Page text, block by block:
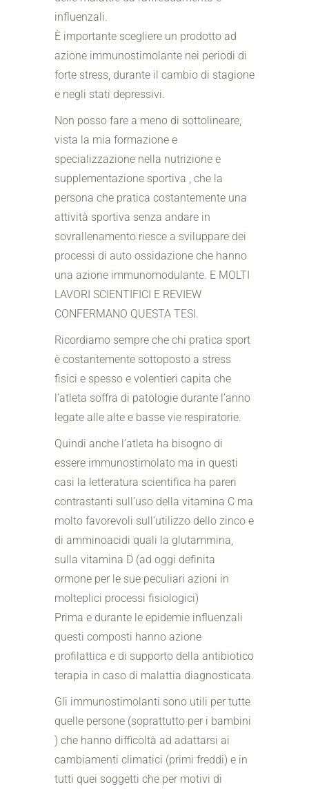
influenzali.
È importante scegliere un prodotto ad
azione immunostimolante nei periodi di
forte stress, durante il cambio di stagione
e negli stati depressivi.
Non posso fare a meno di sottolineare,
vista la mia formazione e
specializzazione nella nutrizione e
supplementazione sportiva , che la
persona che pratica costantemente una
attività sportiva senza andare in
sovrallenamento riesce a sviluppare dei
processi di auto ossidazione che hanno
una azione immunomodulante. E MOLTI
LAVORI SCIENTIFICI E REVIEW
CONFERMANO QUESTA TESI.
Ricordiamo sempre che chi pratica sport
è costantemente sottoposto a stress
fisici e spesso e volentieri capita che
l’atleta soffra di patologie durante l’anno
legate alle alte e basse vie respiratorie.
Quindi anche l’atleta ha bisogno di
essere immunostimolato ma in questi
casi la letteratura scientifica ha pareri
contrastanti sull’uso della vitamina C ma
molto favorevoli sull’utilizzo dello zinco e
di amminoacidi quali la glutammina,
sulla vitamina D (ad oggi definita
ormone per le sue peculiari azioni in
molteplici processi fisiologici)
Prima e durante le epidemie influenzali
questi composti hanno azione
profilattica e di supporto della antibiotico
terapia in caso di malattia diagnosticata.
Gli immunostimolanti sono utili per tutte
quelle persone (soprattutto per i bambini
) che hanno difficoltà ad adattarsi ai
cambiamenti climatici (primi freddi) e in
tutti quei soggetti che per motivi di